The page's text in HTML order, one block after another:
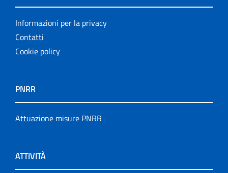
Informazioni per la privacy
Contatti
Cookie policy
PNRR
Attuazione misure PNRR
ATTIVITÀ